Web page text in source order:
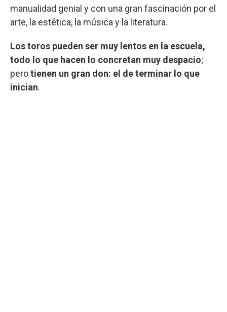
manualidad genial y con una gran fascinación por el
arte, la estética, la música y la literatura.
Los toros pueden ser muy lentos en la escuela,
todo lo que hacen lo concretan muy despacio;
perotienen un gran don: el de terminar lo que
inician.